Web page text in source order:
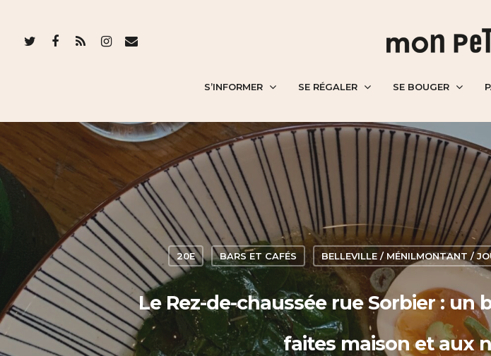
S’INFORMER SE RÉGALER SE BOUGER
20E BARS ET CAFÉS BELLEVILLE / MÉNILMONTANT /
Le Rez-de-chaussée rue Sorbier :
faites maison et aux